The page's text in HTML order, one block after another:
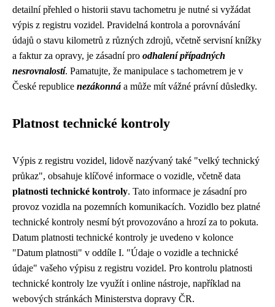
detailní přehled o historii stavu tachometru je nutné si vyžádat
výpis z registru vozidel. Pravidelná kontrola a porovnávání
údajů o stavu kilometrů z různých zdrojů, včetně servisní knížky
a faktur za opravy, je zásadní pro odhalení případných
nesrovnalostí. Pamatujte, že manipulace s tachometrem je v
České republice nezákonná a může mít vážné právní důsledky.
Platnost technické kontroly
Výpis z registru vozidel, lidově nazývaný také "velký technický
průkaz", obsahuje klíčové informace o vozidle, včetně data
platnosti technické kontroly. Tato informace je zásadní pro
provoz vozidla na pozemních komunikacích. Vozidlo bez platné
technické kontroly nesmí být provozováno a hrozí za to pokuta.
Datum platnosti technické kontroly je uvedeno v kolonce
"Datum platnosti" v oddíle I. "Údaje o vozidle a technické
údaje" vašeho výpisu z registru vozidel. Pro kontrolu platnosti
technické kontroly lze využít i online nástroje, například na
webových stránkách Ministerstva dopravy ČR.